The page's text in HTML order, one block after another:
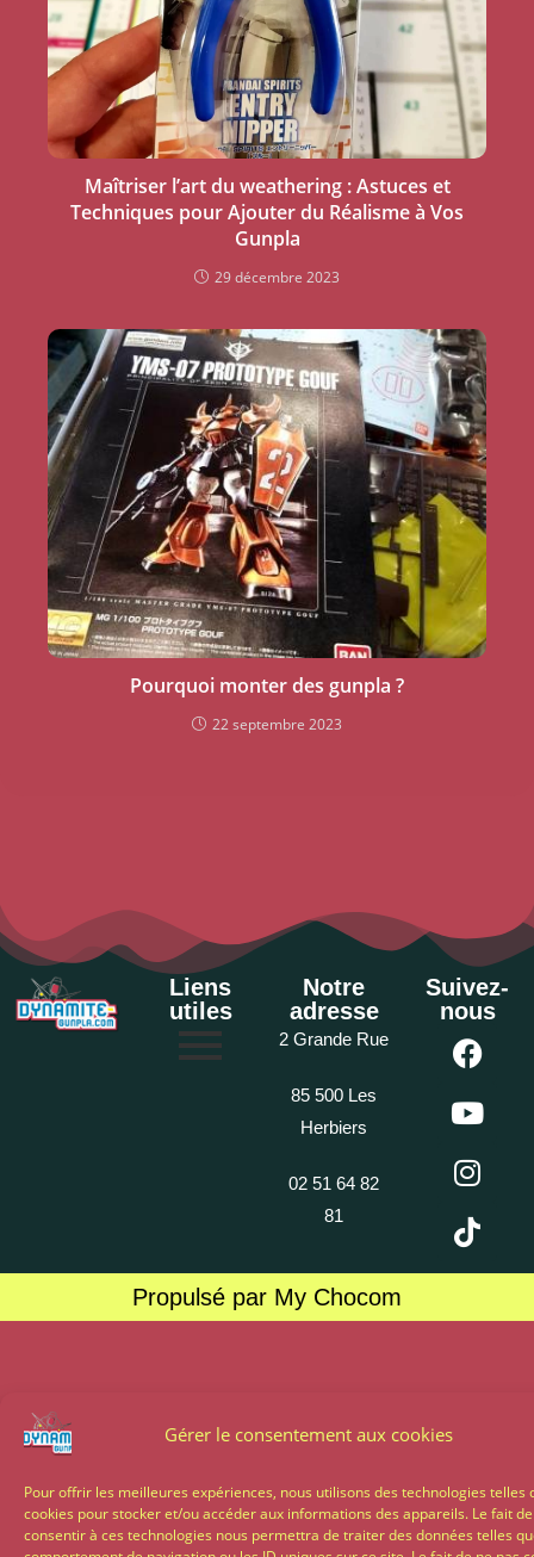
Gérer le consentement aux cookies
Pour offrir les meilleures expériences, nous utilisons des technologies telles
cookies pour stocker et/ou accéder aux informations des appareils. Le fait de
consentir à ces technologies nous permettra de traiter des données telles
Maîtriser l’art du weathering : Astuces et
Techniques pour Ajouter du Réalisme à Vos
Gunpla
29 décembre 2023
Pourquoi monter des gunpla ?
22 septembre 2023
Liens
utiles
Notre
adresse
2 Grande Rue
85 500 Les
Herbiers
02 51 64 82
81
Suivez-
nous
Propulsé par My Chocom